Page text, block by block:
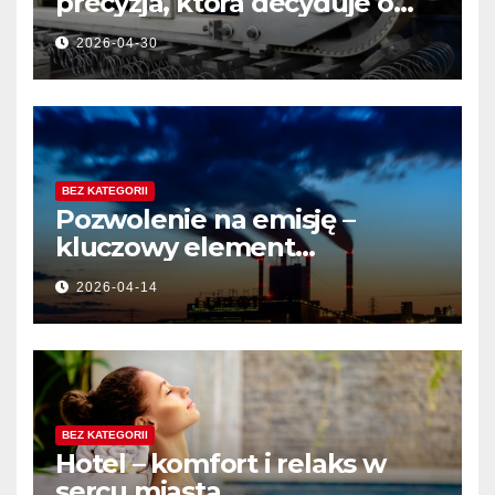
jakości produktu
2026-04-30
BEZ KATEGORII
Pozwolenie na emisję –
kluczowy element
działalności przemysłowej
2026-04-14
BEZ KATEGORII
Hotel – komfort i relaks w